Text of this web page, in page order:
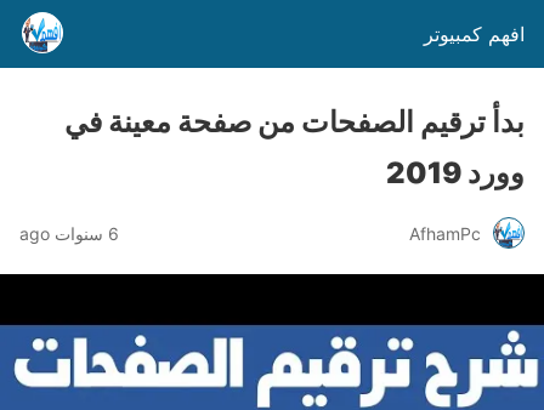
افهم كمبيوتر
بدأ ترقيم الصفحات من صفحة معينة في
وورد 2019
AfhamPc 6 سنوات ago